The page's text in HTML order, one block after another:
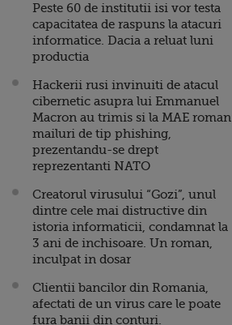
Peste 60 de institutii isi vor testa
capacitatea de raspuns la atacuri
informatice. Dacia a reluat luni
productia
Hackerii rusi invinuiti de atacul
cibernetic asupra lui Emmanuel
Macron au trimis si la MAE roman
mailuri de tip phishing,
prezentandu-se drept
reprezentanti NATO
Creatorul virusului “Gozi”, unul
dintre cele mai distructive din
istoria informaticii, condamnat la
3 ani de inchisoare. Un roman,
inculpat in dosar
Clientii bancilor din Romania,
afectati de un virus care le poate
fura banii din conturi.